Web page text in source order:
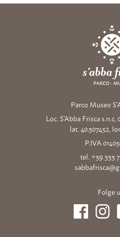
Parco Museo
Loc. S'Abba Frisca
lat. 40.307452,
P.IVA
tel. +39 333
Folge